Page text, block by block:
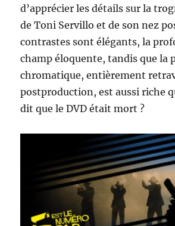
d’apprécier les détails sur la
de Toni Servillo et de son nez
contrastes sont élégants, la
champ éloquente, tandis que la
chromatique, entièrement
postproduction, est aussi riche
dit que le DVD était mort ?